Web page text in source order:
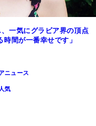
一気にグラビア界の頂点
間が一番幸せです」
ニュース
気